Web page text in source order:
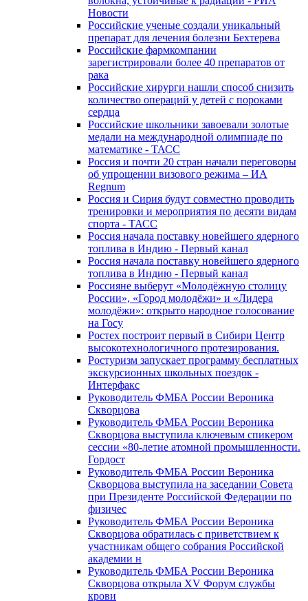
Новости
Российские ученые создали уникальный
препарат для лечения болезни Бехтерева
Российские фармкомпании
зарегистрировали более 40 препаратов от
рака
Российские хирурги нашли способ снизить
количество операций у детей с пороками
сердца
Российские школьники завоевали золотые
медали на международной олимпиаде по
математике - ТАСС
Россия и почти 20 стран начали переговоры
об упрощении визового режима – ИА
Regnum
Россия и Сирия будут совместно проводить
тренировки и мероприятия по десяти видам
спорта - ТАСС
Россия начала поставку новейшего ядерного
топлива в Индию - Первый канал
Россия начала поставку новейшего ядерного
топлива в Индию - Первый канал
Россияне выберут «Молодёжную столицу
России», «Город молодёжи» и «Лидера
молодёжи»: открыто народное голосование
на Госу
Ростех построит первый в Сибири Центр
высокотехнологичного протезирования.
Ростуризм запускает программу бесплатных
экскурсионных школьных поездок -
Интерфакс
Руководитель ФМБА России Вероника
Скворцова
Руководитель ФМБА России Вероника
Скворцова выступила ключевым спикером
сессии «80-летие атомной промышленности.
Гордост
Руководитель ФМБА России Вероника
Скворцова выступила на заседании Совета
при Президенте Российской Федерации по
физичес
Руководитель ФМБА России Вероника
Скворцова обратилась с приветствием к
участникам общего собрания Российской
академии н
Руководитель ФМБА России Вероника
Скворцова открыла XV Форум службы
крови